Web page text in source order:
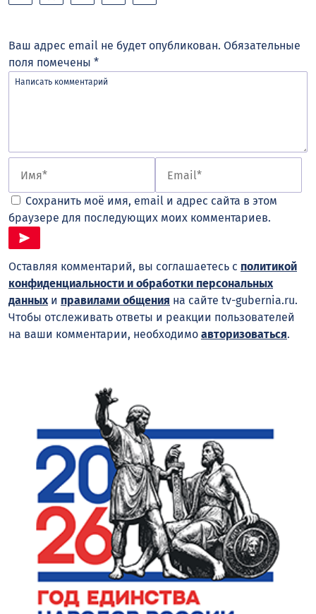
Ваш адрес email не будет опубликован. Обязательные
поля помечены *
Сохранить моё имя, email и адрес сайта в этом
браузере для последующих моих комментариев.
Оставляя комментарий, вы соглашаетесь с политикой
конфиденциальности и обработки персональных
данныхи правилами общения на сайте tv-gubernia.ru.
Чтобы отслеживать ответы и реакции пользователей
на ваши комментарии, необходимо авторизоваться.